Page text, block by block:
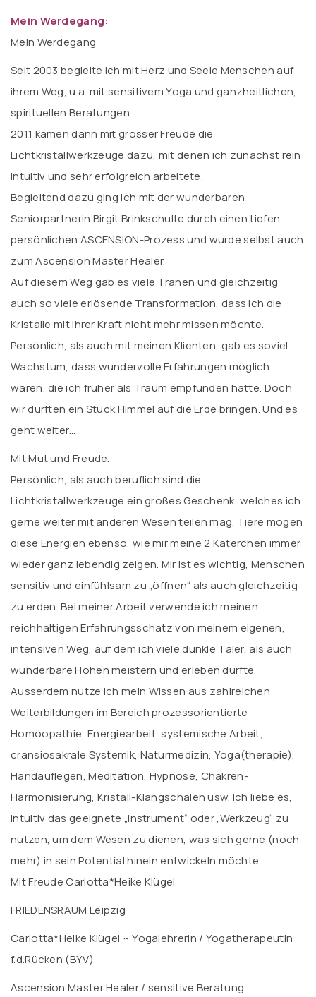
Mein Werdegang:
Mein Werdegang
Seit 2003 begleite ich mit Herz und Seele Menschen auf
ihrem Weg, u.a. mit sensitivem Yoga und ganzheitlichen,
spirituellen Beratungen.
2011 kamen dann mit grosser Freude die
Lichtkristallwerkzeuge dazu, mit denen ich zunächst rein
intuitiv und sehr erfolgreich arbeitete.
Begleitend dazu ging ich mit der wunderbaren
Seniorpartnerin Birgit Brinkschulte durch einen tiefen
persönlichen ASCENSION-Prozess und wurde selbst auch
zum Ascension Master Healer.
Auf diesem Weg gab es viele Tränen und gleichzeitig
auch so viele erlösende Transformation, dass ich die
Kristalle mit ihrer Kraft nicht mehr missen möchte.
Persönlich, als auch mit meinen Klienten, gab es soviel
Wachstum, dass wundervolle Erfahrungen möglich
waren, die ich früher als Traum empfunden hätte. Doch
wir durften ein Stück Himmel auf die Erde bringen. Und es
geht weiter…
Mit Mut und Freude.
Persönlich, als auch beruflich sind die
Lichtkristallwerkzeuge ein großes Geschenk, welches ich
gerne weiter mit anderen Wesen teilen mag. Tiere mögen
diese Energien ebenso, wie mir meine 2 Katerchen immer
wieder ganz lebendig zeigen. Mir ist es wichtig, Menschen
sensitiv und einfühlsam zu „öffnen“ als auch gleichzeitig
zu erden. Bei meiner Arbeit verwende ich meinen
reichhaltigen Erfahrungsschatz von meinem eigenen,
intensiven Weg, auf dem ich viele dunkle Täler, als auch
wunderbare Höhen meistern und erleben durfte.
Ausserdem nutze ich mein Wissen aus zahlreichen
Weiterbildungen im Bereich prozessorientierte
Homöopathie, Energiearbeit, systemische Arbeit,
cransiosakrale Systemik, Naturmedizin, Yoga(therapie),
Handauflegen, Meditation, Hypnose, Chakren-
Harmonisierung, Kristall-Klangschalen usw. Ich liebe es,
intuitiv das geeignete „Instrument“ oder „Werkzeug“ zu
nutzen, um dem Wesen zu dienen, was sich gerne (noch
mehr) in sein Potential hinein entwickeln möchte.
Mit Freude Carlotta*Heike Klügel
FRIEDENSRAUM Leipzig
Carlotta*Heike Klügel ~ Yogalehrerin / Yogatherapeutin
f.d.Rücken (BYV)
Ascension Master Healer / sensitive Beratung